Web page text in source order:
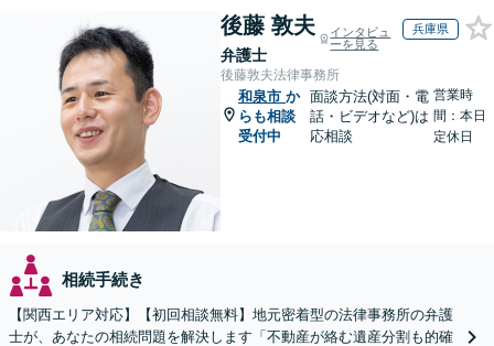
後藤 敦夫
弁護士
インタビュ
ーを見る
兵庫県
後藤敦夫法律事務所
和泉市 か
らも相談
受付中
面談方法(対面・電
話・ビデオなど)は
応相談
営業時
間：本日
定休日
相続手続き
【関西エリア対応】【初回相談無料】地元密着型の法律事務所の弁護
士が、あなたの相続問題を解決します「不動産が絡む遺産分割も的確